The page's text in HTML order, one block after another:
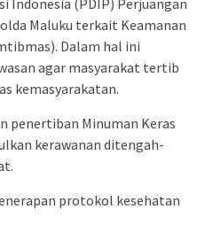
Maluku terkait Keamanan
Dalam hal ini
agar masyarakat tertib
kemasyarakatan.
penertiban Minuman Keras
kerawanan ditengah-
protokol kesehatan